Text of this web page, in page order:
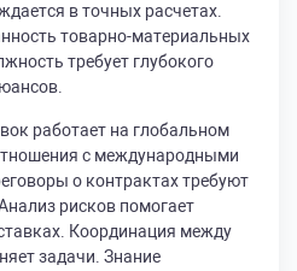
в точных расчетах.
товарно-материальных
требует глубокого
работает на глобальном
с международными
о контрактах требуют
рисков помогает
Координация между
задачи. Знание